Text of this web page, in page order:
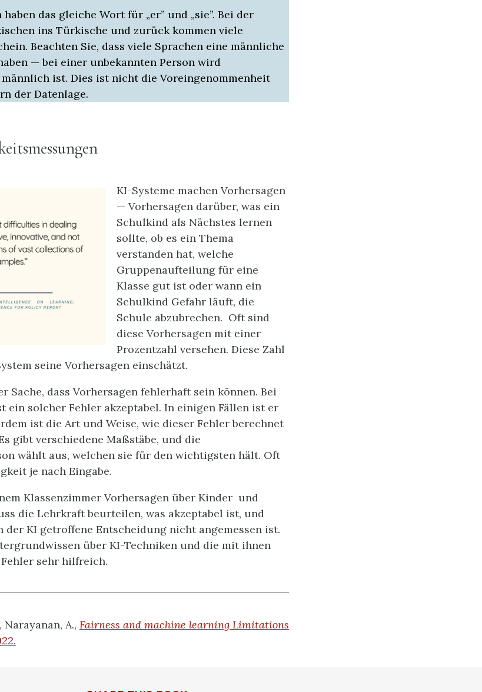
das gleiche Wort für „er” und „sie”. Bei der
ins Türkische und zurück kommen viele
Beachten Sie, dass viele Sprachen eine männliche
— bei einer unbekannten Person wird
männlich ist. Dies ist nicht die Voreingenommenheit
der Datenlage.
KI-Systeme machen Vorhersagen
— Vorhersagen darüber, was ein
Schulkind als Nächstes lernen
sollte, ob es ein Thema
verstanden hat, welche
Gruppenaufteilung für eine
Klasse gut ist oder wann ein
Schulkind Gefahr läuft, die
Schule abzubrechen. Oft sind
diese Vorhersagen mit einer
Prozentzahl versehen. Diese Zahl
seine Vorhersagen einschätzt.
Sache, dass Vorhersagen fehlerhaft sein können. Bei
ein solcher Fehler akzeptabel. In einigen Fällen ist er
ist die Art und Weise, wie dieser Fehler berechnet
gibt verschiedene Maßstäbe, und die
wählt aus, welchen sie für den wichtigsten hält. Oft
je nach Eingabe.
Klassenzimmer Vorhersagen über Kinder und
die Lehrkraft beurteilen, was akzeptabel ist, und
der KI getroffene Entscheidung nicht angemessen ist.
über KI-Techniken und die mit ihnen
sehr hilfreich.
A., Fairness and machine learning Limitations